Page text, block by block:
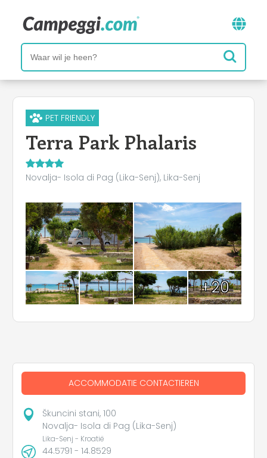
PET FRIENDLY
Terra Park Phalaris
Novalja- Isola di Pag (Lika-Senj), Lika-Senj
+20
ACCOMMODATIE CONTACTIEREN
Škuncini stani, 100
Novalja- Isola di Pag (Lika-Senj)
Lika-Senj - Kroatië
44.5791 - 14.8529